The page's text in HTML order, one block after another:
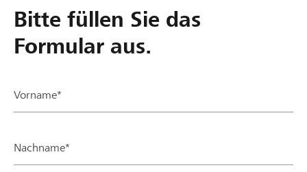
Bitte füllen Sie das
Formular aus.
Vorname*
Nachname*